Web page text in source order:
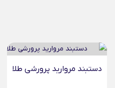
دستبند مروارید پرورشی طلا